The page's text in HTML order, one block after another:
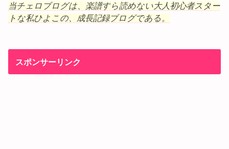
当チェロブログは、楽譜すら読めない大人初心者スター
トな私ひよこの、成長記録ブログである。
スポンサーリンク